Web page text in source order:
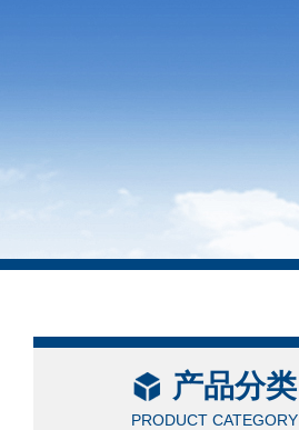
产品分类
PRODUCT CATEGORY